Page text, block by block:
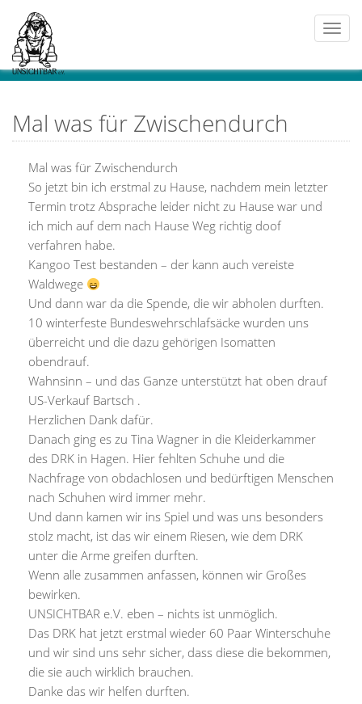
Mal was für Zwischendurch
Mal was für Zwischendurch
So jetzt bin ich erstmal zu Hause, nachdem mein letzter
Termin trotz Absprache leider nicht zu Hause war und
ich mich auf dem nach Hause Weg richtig doof
verfahren habe.
Kangoo Test bestanden – der kann auch vereiste
Waldwege
Und dann war da die Spende, die wir abholen durften.
10 winterfeste Bundeswehrschlafsäcke wurden uns
überreicht und die dazu gehörigen Isomatten
obendrauf.
Wahnsinn – und das Ganze unterstützt hat oben drauf
US-Verkauf Bartsch .
Herzlichen Dank dafür.
Danach ging es zu Tina Wagner in die Kleiderkammer
des DRK in Hagen. Hier fehlten Schuhe und die
Nachfrage von obdachlosen und bedürftigen Menschen
nach Schuhen wird immer mehr.
Und dann kamen wir ins Spiel und was uns besonders
stolz macht, ist das wir einem Riesen, wie dem DRK
unter die Arme greifen durften.
Wenn alle zusammen anfassen, können wir Großes
bewirken.
UNSICHTBAR e.V. eben – nichts ist unmöglich.
Das DRK hat jetzt erstmal wieder 60 Paar Winterschuhe
und wir sind uns sehr sicher, dass diese die bekommen,
die sie auch wirklich brauchen.
Danke das wir helfen durften.